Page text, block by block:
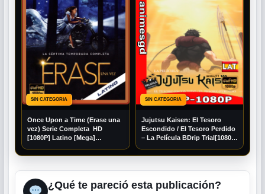
SIN CATEGORIA
Once Upon a Time (Erase una
vez) Serie Completa HD
[1080P] Latino [Mega]
SIN CATEGORIA
Jujutsu Kaisen: El Tesoro
Escondido / El Tesoro Perdido
– La Película BDrip Trial[1080P]
¿Qué te pareció esta publicación?